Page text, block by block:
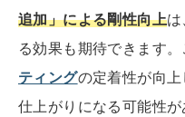
追加」による剛性向上は
る効果も期待できます
ティングの定着性が向
仕上がりになる可能性